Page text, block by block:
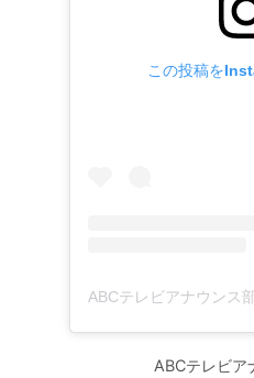
この投稿を
ABCテレビア